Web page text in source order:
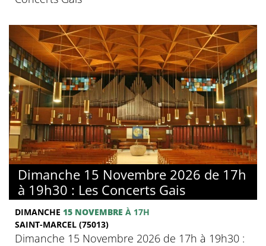
Dimanche 15 Novembre 2026 de 17h
à 19h30 : Les Concerts Gais
DIMANCHE 15 NOVEMBRE À 17H
SAINT-MARCEL (75013)
Dimanche 15 Novembre 2026 de 17h à 19h30 :